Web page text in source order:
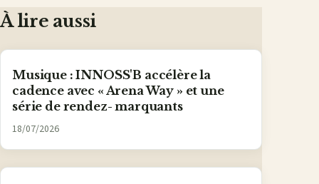
À lire aussi
Musique : INNOSS'B accélère la
cadence avec « Arena Way » et une
série de rendez- marquants
18/07/2026